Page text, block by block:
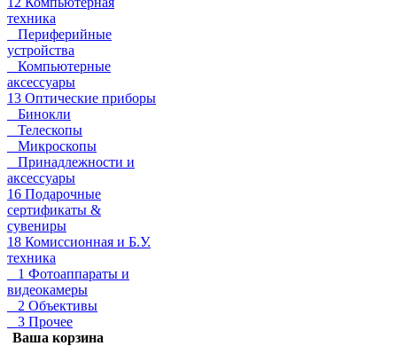
техника
Периферийные
устройства
Компьютерные
аксессуары
13 Оптические приборы
Бинокли
Телескопы
Микроскопы
Принадлежности и
аксессуары
16 Подарочные
сертификаты &
сувениры
18 Комиссионная и Б.У.
техника
1 Фотоаппараты и
видеокамеры
2 Объективы
3 Прочее
Ваша корзина